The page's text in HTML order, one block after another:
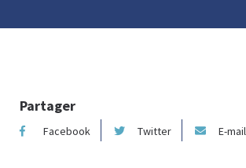
Partager
Facebook Twitter E-mail